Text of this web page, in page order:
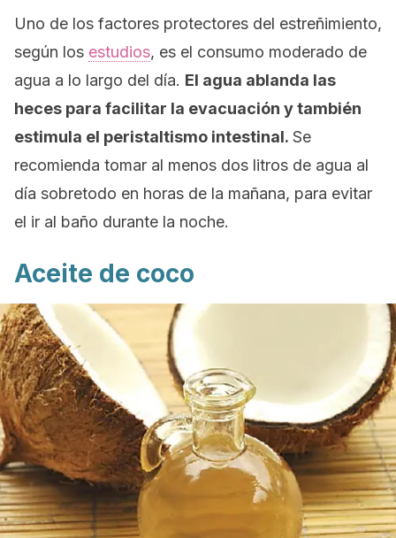
Uno de los factores protectores del estreñimiento,
según los estudios, es el consumo moderado de
agua a lo largo del día. El agua ablanda las
heces para facilitar la evacuación y también
estimula el peristaltismo intestinal. Se
recomienda tomar al menos dos litros de agua al
día sobretodo en horas de la mañana, para evitar
el ir al baño durante la noche.
Aceite de coco